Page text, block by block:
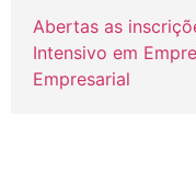
Abertas as
Intensivo em
Empresarial